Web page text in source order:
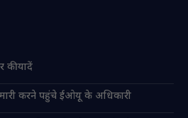
की यादें
करने पहुंचे ईओयू के अधिकारी